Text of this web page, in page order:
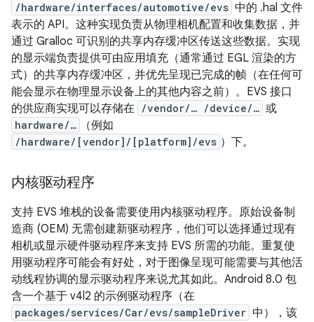
/hardware/interfaces/automotive/evs 中的 .hal 文件
表示的 API。这种实现负责从物理相机配置和收集数据，并
通过 Gralloc 可识别的共享内存缓冲区传送这些数据。实现
的显示端负责提供可由应用填充（通常通过 EGL 渲染的方
式）的共享内存缓冲区，并优先呈现已完成的帧（在任何可
能会显示在物理显示设备上的其他内容之前）。EVS 接口
的供应商实现可以存储在 /vendor/… /device/… 或
hardware/… （例如
/hardware/[vendor]/[platform]/evs ）下。
内核驱动程序
支持 EVS 堆栈的设备需要使用内核驱动程序。原始设备制
造商 (OEM) 无需创建新驱动程序，他们可以选择通过现有
相机或显示硬件驱动程序来支持 EVS 所需的功能。重复使
用驱动程序可能会有好处，对于图像呈现可能需要与其他活
动线程协调的显示驱动程序来说尤其如此。Android 8.0 包
含一个基于 v4l2 的示例驱动程序（在
packages/services/Car/evs/sampleDriver 中），该